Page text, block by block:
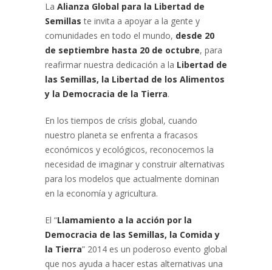
La Alianza Global para la Libertad de
Semillas te invita a apoyar a la gente y
comunidades en todo el mundo, desde 20
de septiembre hasta 20 de octubre, para
reafirmar nuestra dedicación a la Libertad de
las Semillas, la Libertad de los Alimentos
y la Democracia de la Tierra.
En los tiempos de crísis global, cuando
nuestro planeta se enfrenta a fracasos
económicos y ecológicos, reconocemos la
necesidad de imaginar y construir alternativas
para los modelos que actualmente dominan
en la economía y agricultura.
El “Llamamiento a la acción por la
Democracia de las Semillas, la Comida y
la Tierra” 2014 es un poderoso evento global
que nos ayuda a hacer estas alternativas una